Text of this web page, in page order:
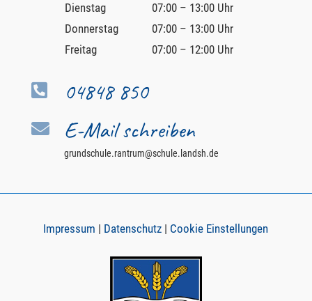
Dienstag
07:00 – 13:00 Uhr
Donnerstag
07:00 – 13:00 Uhr
Freitag
07:00 – 12:00 Uhr
 04848 850
 E-Mail schreiben
grundschule.rantrum@schule.landsh.de
Impressum | Datenschutz | Cookie Einstellungen